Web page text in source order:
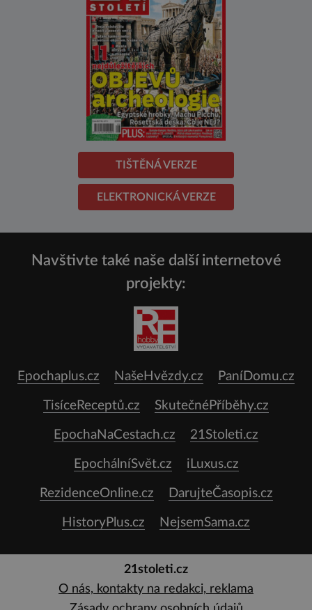
TIŠTĚNÁ VERZE
ELEKTRONICKÁ VERZE
Navštivte také naše další internetové
projekty:
Epochaplus.cz NašeHvězdy.cz PaníDomu.cz
TisíceReceptů.cz SkutečnéPříběhy.cz
EpochaNaCestach.cz 21Stoleti.cz
EpochálníSvět.cz iLuxus.cz
RezidenceOnline.cz DarujteČasopis.cz
HistoryPlus.cz NejsemSama.cz
21stoleti.cz
O nás, kontakty na redakci, reklama